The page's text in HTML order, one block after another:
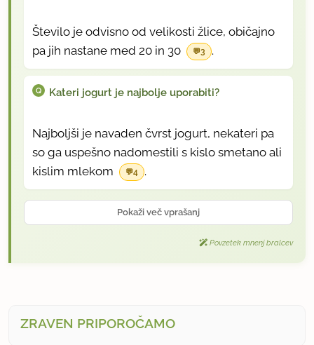
Število je odvisno od velikosti žlice, običajno
pa jih nastane med 20 in 30
3 .
Kateri jogurt je najbolje uporabiti?
Najboljši je navaden čvrst jogurt, nekateri pa
so ga uspešno nadomestili s kislo smetano ali
kislim mlekom
4 .
Pokaži več vprašanj
Povzetek mnenj bralcev
ZRAVEN PRIPOROČAMO